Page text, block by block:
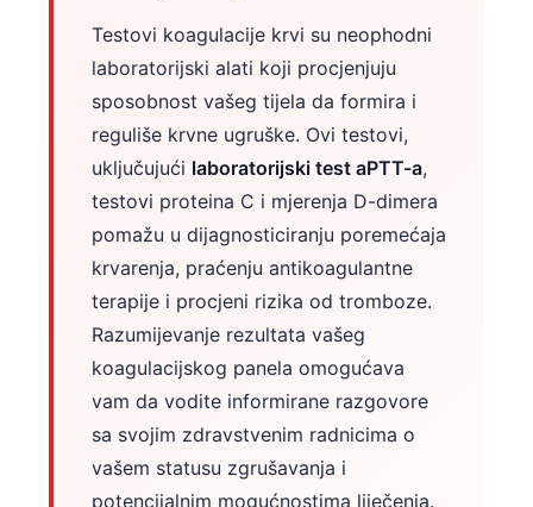
Testovi koagulacije krvi su neophodni
laboratorijski alati koji procjenjuju
sposobnost vašeg tijela da formira i
reguliše krvne ugruške. Ovi testovi,
uključujući laboratorijski test aPTT-a,
testovi proteina C i mjerenja D-dimera
pomažu u dijagnosticiranju poremećaja
krvarenja, praćenju antikoagulantne
terapije i procjeni rizika od tromboze.
Razumijevanje rezultata vašeg
koagulacijskog panela omogućava
vam da vodite informirane razgovore
sa svojim zdravstvenim radnicima o
vašem statusu zgrušavanja i
potencijalnim mogućnostima liječenja.